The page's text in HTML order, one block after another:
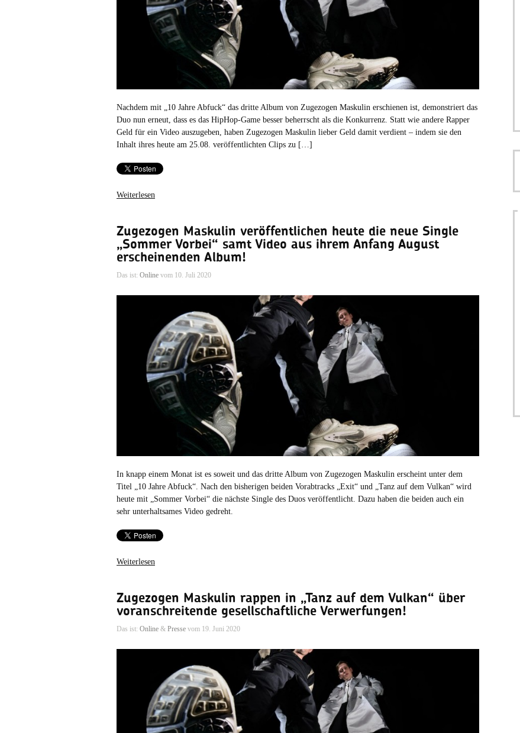
Nachdem mit „10 Jahre Abfuck“ das dritte Album von Zugezogen Maskulin erschienen ist, demonstriert das
Duo nun erneut, dass es das HipHop-Game besser beherrscht als die Konkurrenz. Statt wie andere Rapper
Geld für ein Video auszugeben, haben Zugezogen Maskulin lieber Geld damit verdient – indem sie den
Inhalt ihres heute am 25.08. veröffentlichten Clips zu […]
Weiterlesen
Zugezogen Maskulin veröffentlichen heute die neue Single
„Sommer Vorbei“ samt Video aus ihrem Anfang August
erscheinenden Album!
Das ist: Online vom 10. Juli 2020
In knapp einem Monat ist es soweit und das dritte Album von Zugezogen Maskulin erscheint unter dem
Titel „10 Jahre Abfuck“. Nach den bisherigen beiden Vorabtracks „Exit“ und „Tanz auf dem Vulkan“ wird
heute mit „Sommer Vorbei“ die nächste Single des Duos veröffentlicht. Dazu haben die beiden auch ein
sehr unterhaltsames Video gedreht.
Weiterlesen
Zugezogen Maskulin rappen in „Tanz auf dem Vulkan“ über
voranschreitende gesellschaftliche Verwerfungen!
Das ist: Online & Presse vom 19. Juni 2020